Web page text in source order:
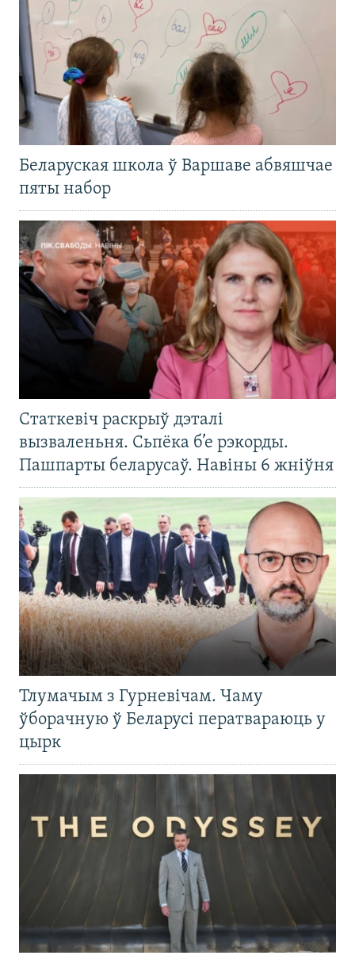
Беларуская школа ў Варшаве абвяшчае
пяты набор
Статкевіч раскрыў дэталі
вызваленьня. Сьпёка б’е рэкорды.
Пашпарты беларусаў. Навіны 6 жніўня
Тлумачым з Гурневічам. Чаму
ўборачную ў Беларусі ператвараюць у
цырк